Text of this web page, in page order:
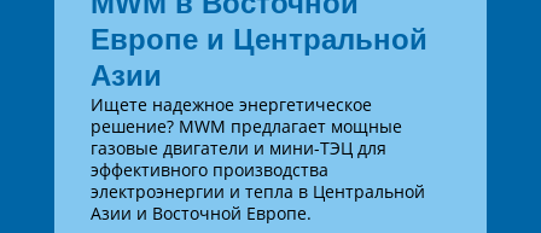
Европе и Центральной
Азии
Ищете надежное энергетическое
решение? MWM предлагает мощные
газовые двигатели и мини-ТЭЦ для
эффективного производства
электроэнергии и тепла в Центральной
Азии и Восточной Европе.